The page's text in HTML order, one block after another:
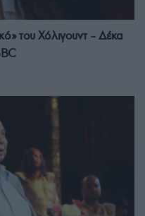
του Χόλιγουντ – Δέκα